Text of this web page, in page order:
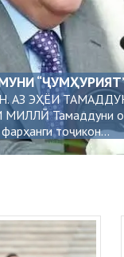
АЗ ЭҲЁИ
Тамаддуни
тоҷикон...